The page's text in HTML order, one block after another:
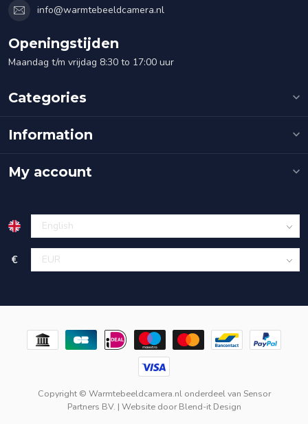
info@warmtebeeldcamera.nl
Openingstijden
Maandag t/m vrijdag 8:30 to 17:00 uur
Categories
Information
My account
€
Copyright © Warmtebeeldcamera.nl onderdeel van Sensor
Partners BV. | Website doorBlend-it Design